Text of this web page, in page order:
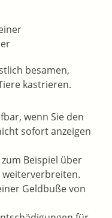
besamen,
kastrieren.
wenn Sie den
sofort anzeigen
zum Beispiel über
weiterverbreiten.
Geldbuße von